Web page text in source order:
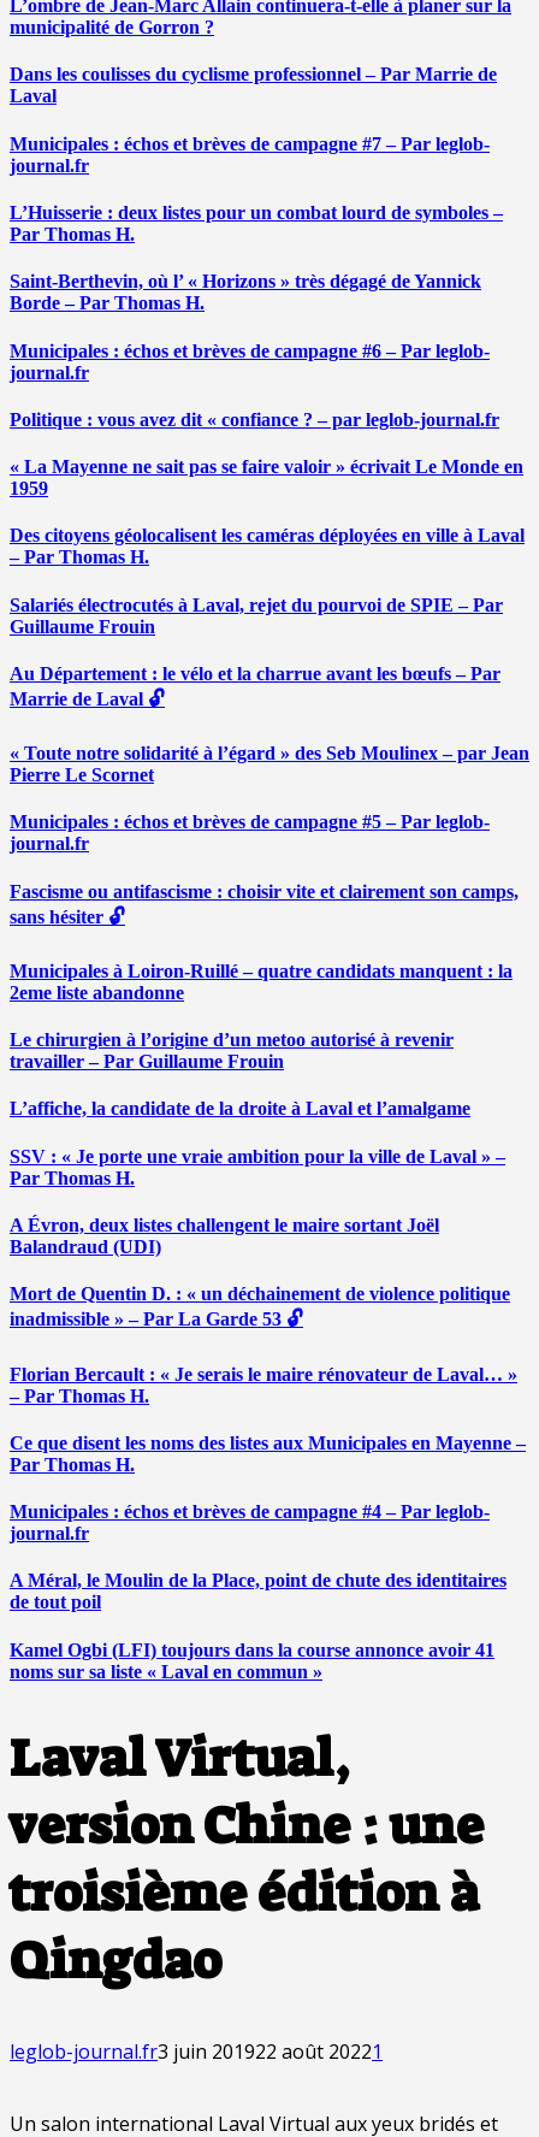
L’ombre de Jean-Marc Allain continuera-t-elle à planer sur la
municipalité de Gorron ?
Dans les coulisses du cyclisme professionnel – Par Marrie de
Laval
Municipales : échos et brèves de campagne #7 – Par leglob-
journal.fr
L’Huisserie : deux listes pour un combat lourd de symboles –
Par Thomas H.
Saint-Berthevin, où l’ « Horizons » très dégagé de Yannick
Borde – Par Thomas H.
Municipales : échos et brèves de campagne #6 – Par leglob-
journal.fr
Politique : vous avez dit « confiance ? – par leglob-journal.fr
« La Mayenne ne sait pas se faire valoir » écrivait Le Monde en
1959
Des citoyens géolocalisent les caméras déployées en ville à Laval
– Par Thomas H.
Salariés électrocutés à Laval, rejet du pourvoi de SPIE – Par
Guillaume Frouin
Au Département : le vélo et la charrue avant les bœufs – Par
Marrie de Laval 🔓
« Toute notre solidarité à l’égard » des Seb Moulinex – par Jean
Pierre Le Scornet
Municipales : échos et brèves de campagne #5 – Par leglob-
journal.fr
Fascisme ou antifascisme : choisir vite et clairement son camps,
sans hésiter 🔓
Municipales à Loiron-Ruillé – quatre candidats manquent : la
2eme liste abandonne
Le chirurgien à l’origine d’un metoo autorisé à revenir
travailler – Par Guillaume Frouin
L’affiche, la candidate de la droite à Laval et l’amalgame
SSV : « Je porte une vraie ambition pour la ville de Laval » –
Par Thomas H.
A Évron, deux listes challengent le maire sortant Joël
Balandraud (UDI)
Mort de Quentin D. : « un déchainement de violence politique
inadmissible » – Par La Garde 53 🔓
Florian Bercault : « Je serais le maire rénovateur de Laval… »
– Par Thomas H.
Ce que disent les noms des listes aux Municipales en Mayenne –
Par Thomas H.
Municipales : échos et brèves de campagne #4 – Par leglob-
journal.fr
A Méral, le Moulin de la Place, point de chute des identitaires
de tout poil
Kamel Ogbi (LFI) toujours dans la course annonce avoir 41
noms sur sa liste « Laval en commun »
Laval Virtual,
version Chine : une
troisième édition à
Qingdao
leglob-journal.fr3 juin 201922 août 20221
Un salon international Laval Virtual aux yeux bridés et